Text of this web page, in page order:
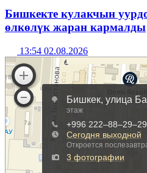
Бишкекте кулакчын
өлкөлүк жаран кармалды
13:54 02.08.2026